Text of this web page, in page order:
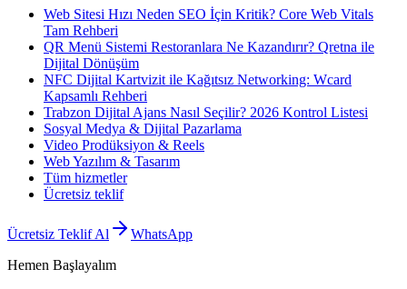
Web Sitesi Hızı Neden SEO İçin Kritik? Core Web Vitals
Tam Rehberi
QR Menü Sistemi Restoranlara Ne Kazandırır? Qretna ile
Dijital Dönüşüm
NFC Dijital Kartvizit ile Kağıtsız Networking: Wcard
Kapsamlı Rehberi
Trabzon Dijital Ajans Nasıl Seçilir? 2026 Kontrol Listesi
Sosyal Medya & Dijital Pazarlama
Video Prodüksiyon & Reels
Web Yazılım & Tasarım
Tüm hizmetler
Ücretsiz teklif
Ücretsiz Teklif Al
WhatsApp
Hemen Başlayalım